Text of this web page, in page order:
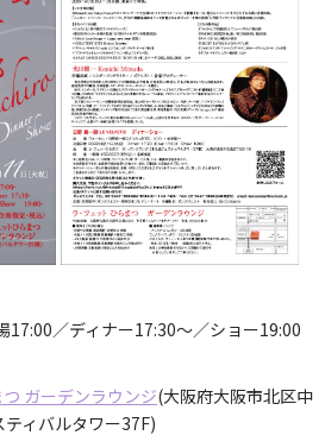
／ディナー17:30～／ショー19:00
ガーデンラウンジ(大阪府大阪市北区中
ィバルタワー37F)